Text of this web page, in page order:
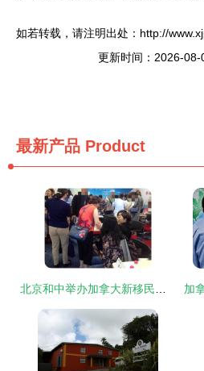
如若转载，请注明出处：http://
更新时间：2026-
最新产品 Product